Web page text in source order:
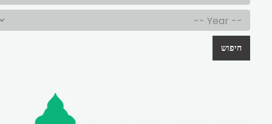
חיפוש